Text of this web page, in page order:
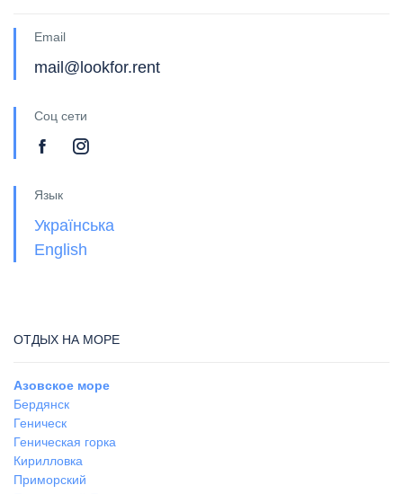
Email
mail@lookfor.rent
Соц сети
Язык
Українська
English
ОТДЫХ НА МОРЕ
Азовское море
Бердянск
Геническ
Геническая горка
Кирилловка
Приморский